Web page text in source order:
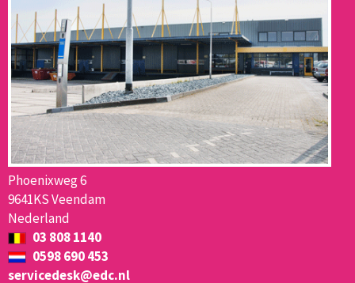
Phoenixweg 6
9641KS Veendam
Nederland
03 808 1140
0598 690 453
servicedesk@edc.nl